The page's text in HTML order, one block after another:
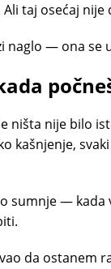
taj osećaj nije
naglo — ona se
ništa nije bilo
kašnjenje,
sumnje — kada
da ostanem